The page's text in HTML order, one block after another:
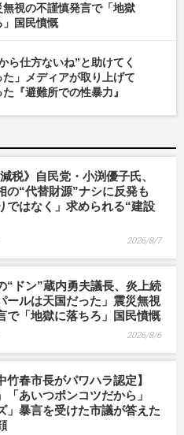
無視の不謹慎発言で「地獄
」国民憤慨
ら仕方ないね”と助けてく
た」メディアが取り上げて
『避難所での性暴力』
税》自民党・小渕優子氏、
の“代替財源”ナシに反発も
ではなく」求められる“建設
2026/8/7
“ドン”蔵内勇夫議長、炎上続
ールは天国だった」震災無視
で「地獄に落ちろ」国民憤慨
2026/8/6
竹春市長がパワハラ認定】
「あいつポンコツだから」
」暴言を受けた市議が答えた